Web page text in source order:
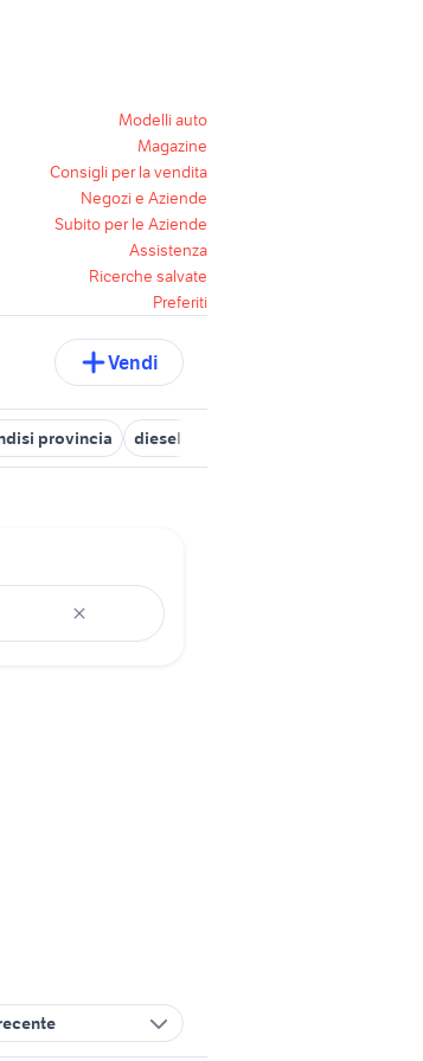
Modelli auto
Magazine
Consigli per la vendita
Negozi e Aziende
Subito per le Aziende
Assistenza
Ricerche salvate
Preferiti
Vendi
provincia diesel c3 Puglia